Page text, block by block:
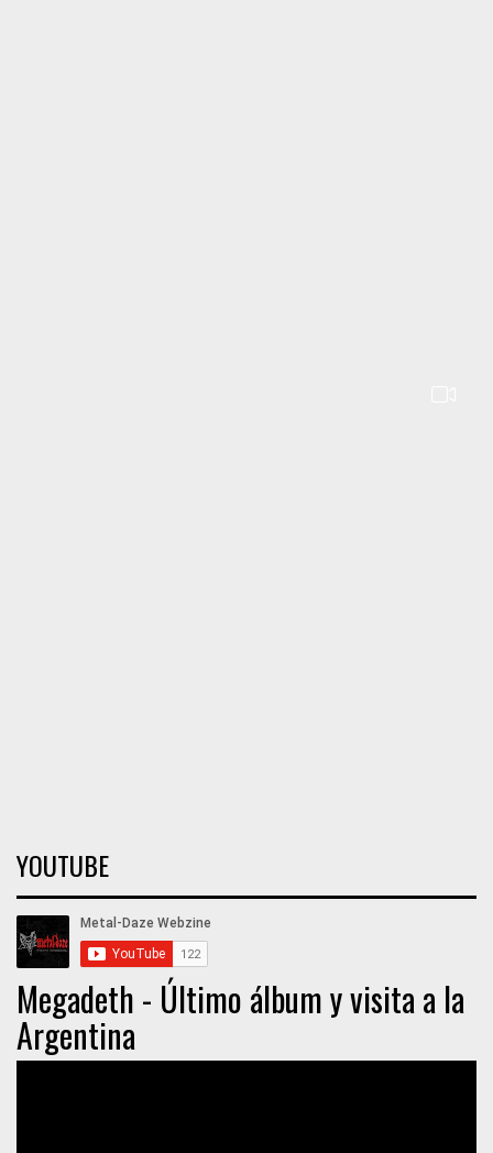
YOUTUBE
Megadeth - Último álbum y visita a la
Argentina